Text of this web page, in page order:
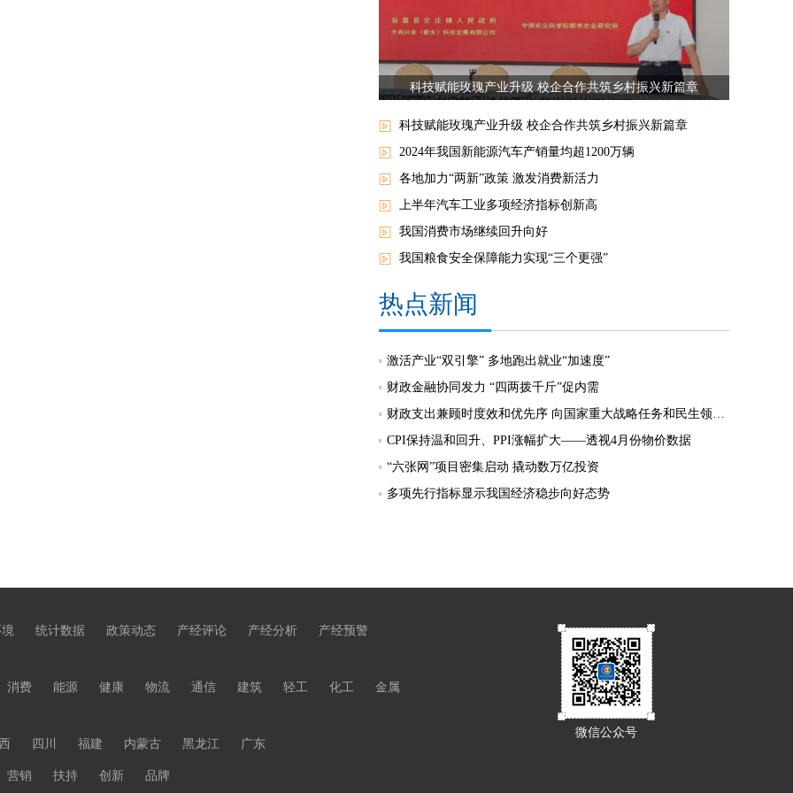
科技赋能玫瑰产业升级 校企合作共筑乡村振兴新篇章
科技赋能玫瑰产业升级 校企合作共筑乡村振兴新篇章
2024年我国新能源汽车产销量均超1200万辆
各地加力“两新”政策 激发消费新活力
上半年汽车工业多项经济指标创新高
我国消费市场继续回升向好
我国粮食安全保障能力实现“三个更强”
热点新闻
激活产业“双引擎” 多地跑出就业“加速度”
财政金融协同发力 “四两拨千斤”促内需
财政支出兼顾时度效和优先序 向国家重大战略任务和民生领域倾斜
CPI保持温和回升、PPI涨幅扩大——透视4月份物价数据
“六张网”项目密集启动 撬动数万亿投资
多项先行指标显示我国经济稳步向好态势
微信公众号
统计数据 政策动态 产经评论 产经分析 产经预警
消费 能源 健康 物流 通信 建筑 轻工 化工 金属
四川 福建 内蒙古 黑龙江 广东
营销 扶持 创新 品牌